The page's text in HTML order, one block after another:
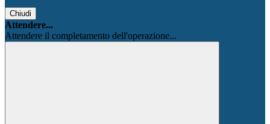
Chiudi
Attendere...
Attendere il completamento dell'operazione...